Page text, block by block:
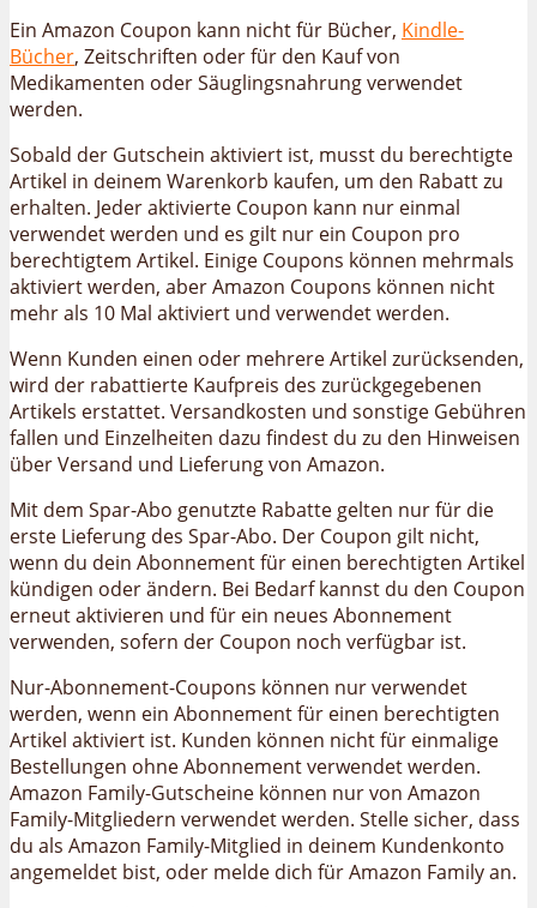
Ein Amazon Coupon kann nicht für Bücher, Kindle-
Bücher, Zeitschriften oder für den Kauf von
Medikamenten oder Säuglingsnahrung verwendet
werden.
Sobald der Gutschein aktiviert ist, musst du berechtigte
Artikel in deinem Warenkorb kaufen, um den Rabatt zu
erhalten. Jeder aktivierte Coupon kann nur einmal
verwendet werden und es gilt nur ein Coupon pro
berechtigtem Artikel. Einige Coupons können mehrmals
aktiviert werden, aber Amazon Coupons können nicht
mehr als 10 Mal aktiviert und verwendet werden.
Wenn Kunden einen oder mehrere Artikel zurücksenden,
wird der rabattierte Kaufpreis des zurückgegebenen
Artikels erstattet. Versandkosten und sonstige Gebühren
fallen und Einzelheiten dazu findest du zu den Hinweisen
über Versand und Lieferung von Amazon.
Mit dem Spar-Abo genutzte Rabatte gelten nur für die
erste Lieferung des Spar-Abo. Der Coupon gilt nicht,
wenn du dein Abonnement für einen berechtigten Artikel
kündigen oder ändern. Bei Bedarf kannst du den Coupon
erneut aktivieren und für ein neues Abonnement
verwenden, sofern der Coupon noch verfügbar ist.
Nur-Abonnement-Coupons können nur verwendet
werden, wenn ein Abonnement für einen berechtigten
Artikel aktiviert ist. Kunden können nicht für einmalige
Bestellungen ohne Abonnement verwendet werden.
Amazon Family-Gutscheine können nur von Amazon
Family-Mitgliedern verwendet werden. Stelle sicher, dass
du als Amazon Family-Mitglied in deinem Kundenkonto
angemeldet bist, oder melde dich für Amazon Family an.